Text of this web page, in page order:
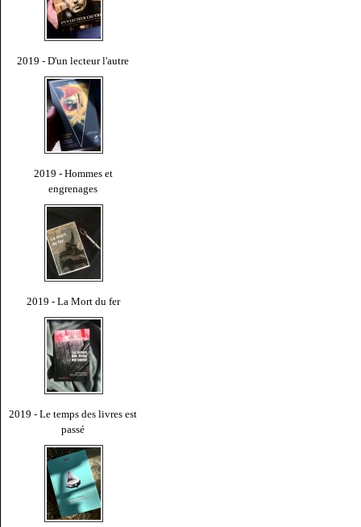
2019 - D'un lecteur l'autre
2019 - Hommes et
engrenages
2019 - La Mort du fer
2019 - Le temps des livres est
passé